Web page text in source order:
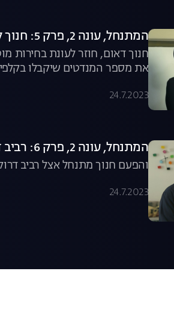
המתנחל, עונה 2, פרק 5: חנוך לכנסת
חנוך דאום, חוזר לעונת בחירות
את מספר המנדטים שיקבלו
24.7.2023
המתנחל, עונה 2, פרק 6: רביב דרוקר
והפעם חנוך מתנחל אצל רביב
24.7.2023